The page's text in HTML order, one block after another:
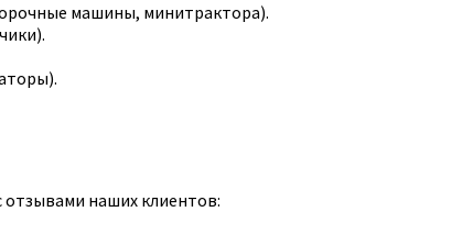
машины, минитрактора).
отзывами наших клиентов: